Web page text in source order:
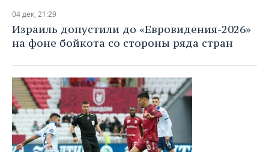
04 дек, 21:29
Израиль допустили до «Евровидения-2026»
на фоне бойкота со стороны ряда стран